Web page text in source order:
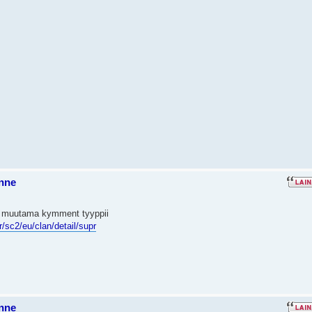
kymment tyyppii
sc2/eu/clan/detail/supr